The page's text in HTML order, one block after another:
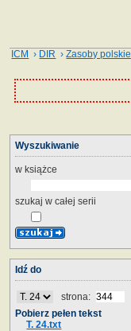
ICM › DIR ›Zasoby polskie
Wyszukiwanie
w książce
szukaj w całej serii
Idź do
strona:
Pobierz pełen tekst
T. 24.txt